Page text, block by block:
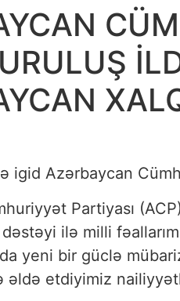
igid Azərbaycan
Partiyası
ilə milli
yeni bir güclə
etdiyimiz